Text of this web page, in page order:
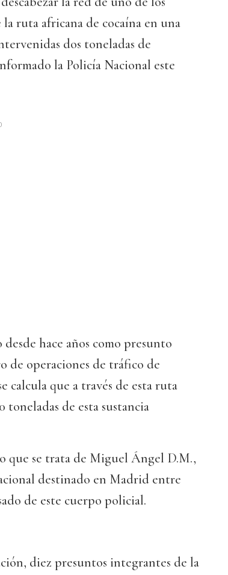
ruta africana de cocaína en una
dos toneladas de
la Policía Nacional este
hace años como presunto
de operaciones de tráfico de
calcula que a través de esta ruta
toneladas de esta sustancia
que se trata de Miguel Ángel D.M.,
destinado en Madrid entre
de este cuerpo policial.
diez presuntos integrantes de la